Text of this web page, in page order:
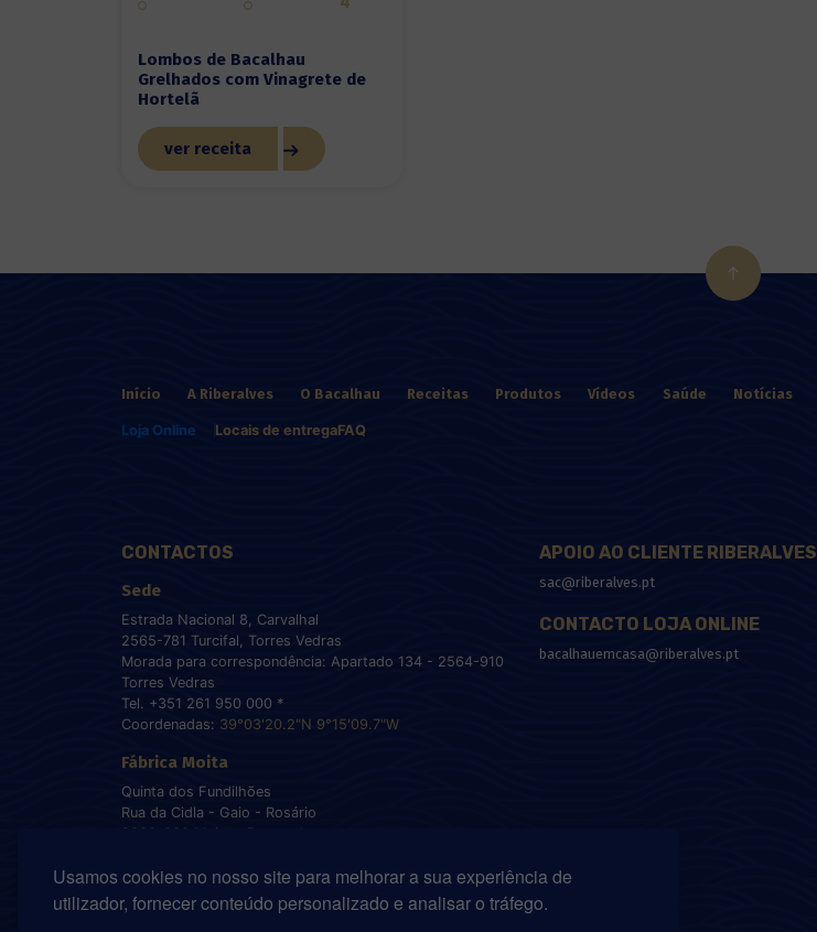
Usamos cookies no nosso site para melhorar a sua experiência de
utilizador, fornecer conteúdo personalizado e analisar o tráfego.
Lombos de Bacalhau
Grelhados com Vinagrete de
Hortelã
ver receita
Início A Riberalves O Bacalhau Receitas Produtos Vídeos Saúde Notícias
Loja Online Locais de entregaFAQ
CONTACTOS
Sede
Estrada Nacional 8, Carvalhal
2565-781 Turcifal, Torres Vedras
Morada para correspondência: Apartado 134 - 2564-910
Torres Vedras
Tel. +351 261 950 000 *
Coordenadas: 39°03'20.2"N 9°15'09.7"W
Fábrica Moita
Quinta dos Fundilhões
Rua da Cidla - Gaio - Rosário
2860-630 Moita - Portugal
Coordenadas:38°40'55.8"N 9°00'22.5"W
* Chamada para a rede fixa nacional
APOIO AO CLIENTE RIBERALVES
sac@riberalves.pt
CONTACTO LOJA ONLINE
bacalhauemcasa@riberalves.pt